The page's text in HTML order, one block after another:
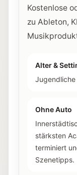
Kostenlose
zu Ableton,
Alter &
Jugendliche
Ohne Auto
stärksten
terminiert
Szenetipps.